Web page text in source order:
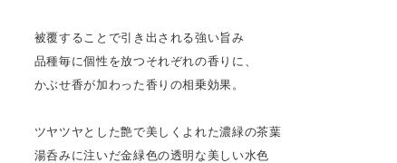
被覆することで引き出される強い旨み
品種毎に個性を放つそれぞれの香りに、
かぶせ香が加わった香りの相乗効果。
ツヤツヤとした艶で美しくよれた濃緑の茶葉
湯呑みに注いだ金緑色の透明な美しい水色